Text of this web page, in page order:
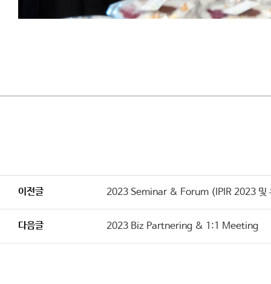
이전글 2023 Seminar & Forum (IPIR 2023 및
다음글 2023 Biz Partnering & 1:1 Meeting